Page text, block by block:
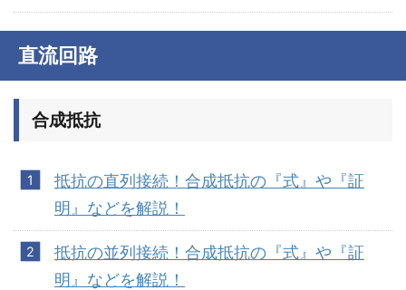
直流回路
合成抵抗
抵抗の直列接続！合成抵抗の『式』や『証
明』などを解説！
抵抗の並列接続！合成抵抗の『式』や『証
明』などを解説！